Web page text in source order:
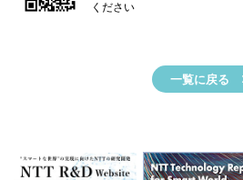
ください
一覧に戻る